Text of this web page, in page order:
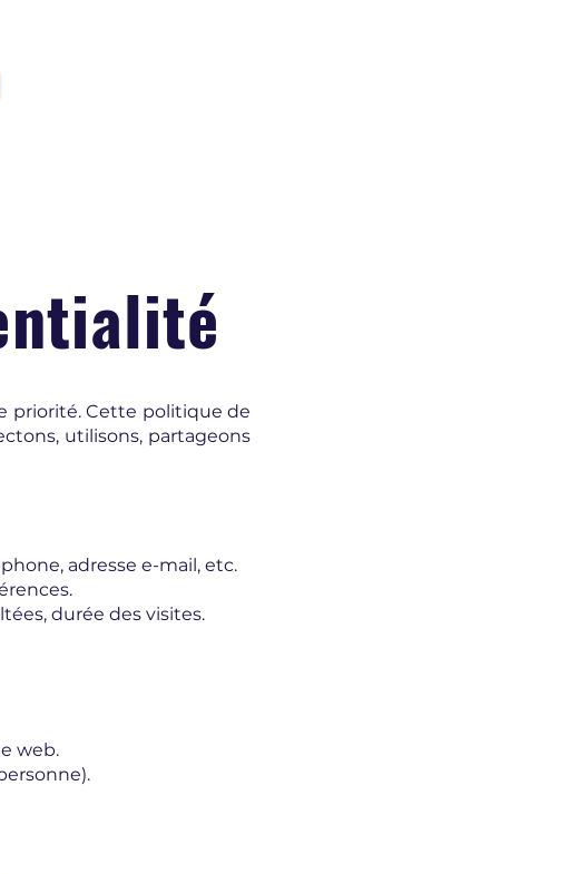
priorité. Cette politique de
utilisons, partageons
adresse e-mail, etc.
durée des visites.
web.